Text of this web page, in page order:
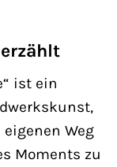
ist ein
Weg
Moments zu